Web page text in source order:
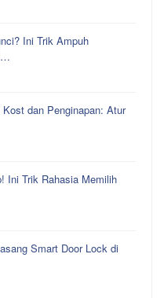
Ini Trik Ampuh
dan Penginapan: Atur
Ini Trik Rahasia Memilih
Smart Door Lock di